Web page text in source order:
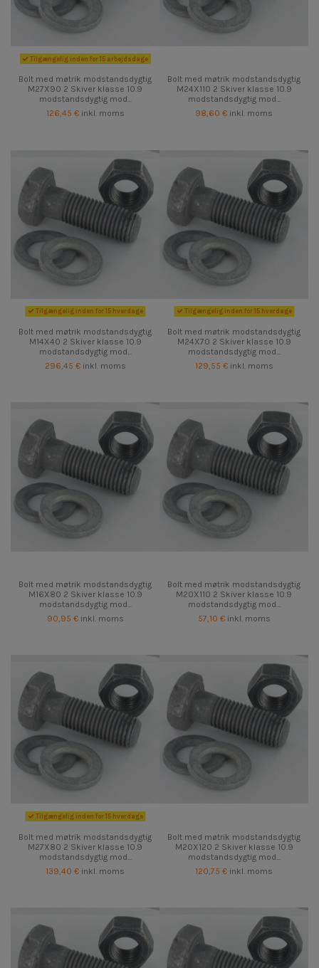
Tilgængelig inden for 15 arbejdsdage
Bolt med møtrik modstandsdygtig
M27X90 2 Skiver klasse 10.9
modstandsdygtig mod...
126,45 € inkl. moms
Bolt med møtrik modstandsdygtig
M24X110 2 Skiver klasse 10.9
modstandsdygtig mod...
98,60 € inkl. moms
Tilgængelig inden for 15 hverdage
Bolt med møtrik modstandsdygtig
M14X40 2 Skiver klasse 10.9
modstandsdygtig mod...
296,45 € inkl. moms
Tilgængelig inden for 15 hverdage
Bolt med møtrik modstandsdygtig
M24X70 2 Skiver klasse 10.9
modstandsdygtig mod...
129,55 € inkl. moms
Bolt med møtrik modstandsdygtig
M16X80 2 Skiver klasse 10.9
modstandsdygtig mod...
90,95 € inkl. moms
Bolt med møtrik modstandsdygtig
M20X110 2 Skiver klasse 10.9
modstandsdygtig mod...
57,10 € inkl. moms
Tilgængelig inden for 15 hverdage
Bolt med møtrik modstandsdygtig
M27X80 2 Skiver klasse 10.9
modstandsdygtig mod...
139,40 € inkl. moms
Bolt med møtrik modstandsdygtig
M20X120 2 Skiver klasse 10.9
modstandsdygtig mod...
120,75 € inkl. moms